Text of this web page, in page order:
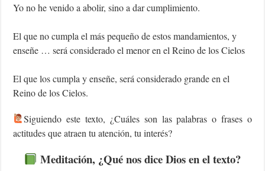
Yo no he venido a abolir, sino a dar cumplimiento.
El que no cumpla el más pequeño de estos mandamientos, y
enseñe … será considerado el menor en el Reino de los Cielos
El que los cumpla y enseñe, será considerado grande en el
Reino de los Cielos.
Siguiendo este texto, ¿Cuáles son las palabras o frases o
actitudes que atraen tu atención, tu interés?
Meditación, ¿Qué nos dice Dios en el texto?